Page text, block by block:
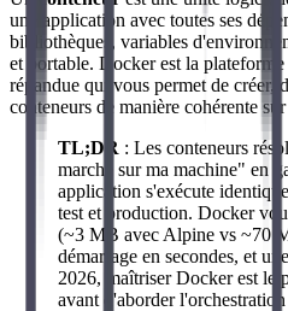
une application avec toutes ses
bibliothèques, variables
et portable. Docker est la
répandue qui vous permet de créer,
conteneurs de manière cohérente
TL;DR : Les conteneurs
marche sur ma machine" en
application s'exécute
test et production. Docker
(~3 MB avec Alpine vs ~70
démarrage en secondes, et
2026, maîtriser Docker est le
avant d'aborder